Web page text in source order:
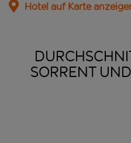
Hotel auf Karte
SORRENT UND